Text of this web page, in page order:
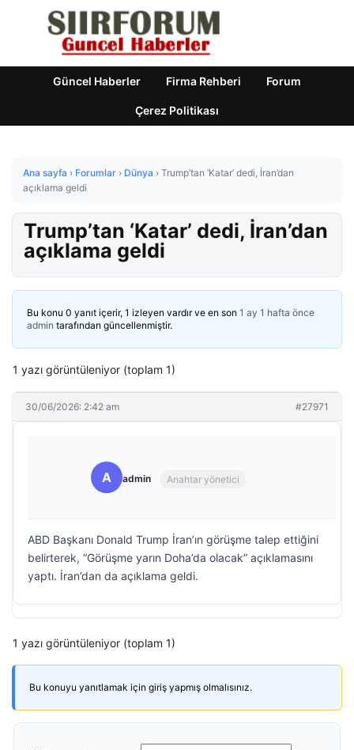
Güncel Haberler Firma Rehberi Forum
Çerez Politikası
Ana sayfa › Forumlar › Dünya › Trump’tan ‘Katar’ dedi, İran’dan
açıklama geldi
Trump’tan ‘Katar’ dedi, İran’dan
açıklama geldi
Bu konu 0 yanıt içerir, 1 izleyen vardır ve en son 1 ay 1 hafta önce
admin tarafından güncellenmiştir.
1 yazı görüntüleniyor (toplam 1)
30/06/2026: 2:42 am #27971
A admin Anahtar yönetici
ABD Başkanı Donald Trump İran’ın görüşme talep ettiğini
belirterek, “Görüşme yarın Doha’da olacak” açıklamasını
yaptı. İran’dan da açıklama geldi.
1 yazı görüntüleniyor (toplam 1)
Bu konuyu yanıtlamak için giriş yapmış olmalısınız.